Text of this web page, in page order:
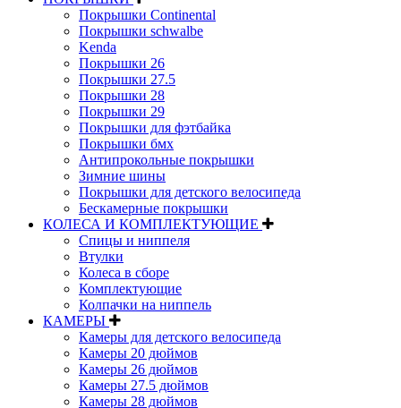
Покрышки Continental
Покрышки schwalbe
Kenda
Покрышки 26
Покрышки 27.5
Покрышки 28
Покрышки 29
Покрышки для фэтбайка
Покрышки бмх
Антипрокольные покрышки
Зимние шины
Покрышки для детского велосипеда
Бескамерные покрышки
КОЛЕСА И КОМПЛЕКТУЮЩИЕ
Спицы и ниппеля
Втулки
Колеса в сборе
Комплектующие
Колпачки на ниппель
КАМЕРЫ
Камеры для детского велосипеда
Камеры 20 дюймов
Камеры 26 дюймов
Камеры 27.5 дюймов
Камеры 28 дюймов